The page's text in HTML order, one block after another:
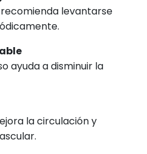
levantarse
ayuda a disminuir la
la circulación y